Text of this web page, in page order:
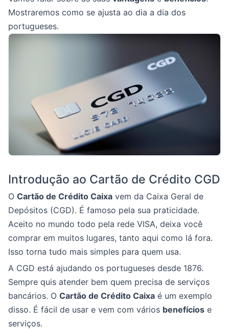
Mostraremos como se ajusta ao dia a dia dos
portugueses.
Introdução ao Cartão de Crédito CGD
O Cartão de Crédito Caixa vem da Caixa Geral de
Depósitos (CGD). É famoso pela sua praticidade.
Aceito no mundo todo pela rede VISA, deixa você
comprar em muitos lugares, tanto aqui como lá fora.
Isso torna tudo mais simples para quem usa.
A CGD está ajudando os portugueses desde 1876.
Sempre quis atender bem quem precisa de serviços
bancários. O Cartão de Crédito Caixa é um exemplo
disso. É fácil de usar e vem com vários benefícios e
serviços.